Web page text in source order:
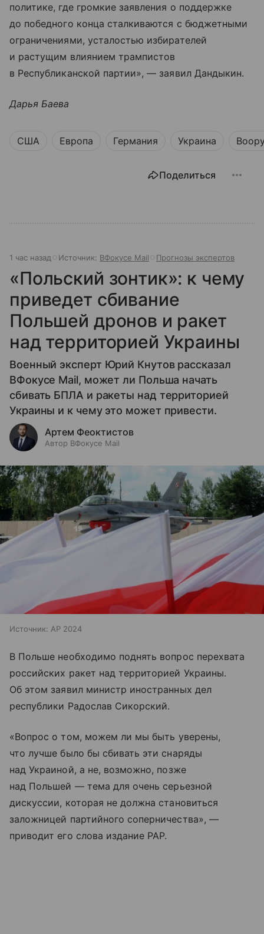
политике, где громкие заявления о поддержке
до победного конца сталкиваются с бюджетными
ограничениями, усталостью избирателей
и растущим влиянием трампистов
в Республиканской партии», — заявил Дандыкин.
Дарья Баева
США Европа Германия Украина
Поделиться
1 час назад Источник: ВФокусе Mail Прогнозы экспертов
«Польский зонтик»: к чему
приведет сбивание
Польшей дронов и ракет
над территорией Украины
Военный эксперт Юрий Кнутов рассказал
ВФокусе Mail, может ли Польша начать
сбивать БПЛА и ракеты над территорией
Украины и к чему это может привести.
Артем Феоктистов
Автор ВФокусе Mail
Источник: AP 2024
В Польше необходимо поднять вопрос перехвата
российских ракет над территорией Украины.
Об этом заявил министр иностранных дел
республики Радослав Сикорский.
«Вопрос о том, можем ли мы быть уверены,
что лучше было бы сбивать эти снаряды
над Украиной, а не, возможно, позже
над Польшей — тема для очень серьезной
дискуссии, которая не должна становиться
заложницей партийного соперничества», —
приводит его слова издание PAP.